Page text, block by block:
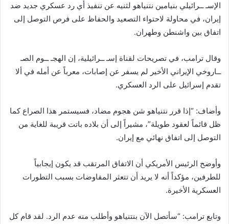
الإسـ ــرائيلي بنيامين نتنياهو لثنيه عن تنفيذ أي رد عسكري جديد ضد
إيران، في محاولة لاحتواء التصعيد والحفاظ على فرص التوصل إلى
اتفاق بين واشنطن وطهران.
وقال ترامب، في تصريحات لقناة إسـ ــرائيلية، إن الهجـ ــوم الصـ
ــاروخي الإيراني الأخير لم يسفر عن إصابات، معرباً عن أمله في ألا
تقدم إسرائيل على الرد العسكري.
وأضاف: “إذا قرر نتنياهو شن هجوم مضاد، فسيستمر هذا الصراع كما
ظل قائماً لعقود طويلة”، مشيراً إلى أن بلاده باتت قريبة للغاية من
التوصل إلى اتفاق نهائي مع إيران.
وأوضح الرئيس الأمريكي أن الاتفاق المرتقب قد يكون إيجابياً
للطرفين، مؤكداً أنه لا يريد أن تتعثر المفاوضات بسبب التطورات
العسكرية الأخيرة.
وتابع ترامب: “سأتصل الآن بنتنياهو وأطلب منه عدم الرد. لقد قام كل